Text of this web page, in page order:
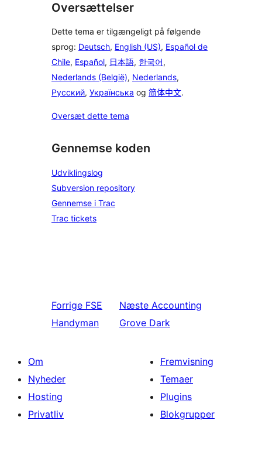
Oversættelser
Dette tema er tilgængeligt på følgende
sprog: Deutsch, English (US), Español de
Chile, Español, 日本語, 한국어,
Nederlands (België), Nederlands,
Русский, Українська og 简体中文.
Oversæt dette tema
Gennemse koden
Udviklingslog
Subversion repository
Gennemse i Trac
Trac tickets
Forrige FSE
Handyman
Næste Accounting
Grove Dark
Om
Nyheder
Hosting
Privatliv
Fremvisning
Temaer
Plugins
Blokgrupper